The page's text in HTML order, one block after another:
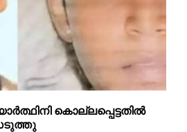
കൊല്ലപ്പെട്ടതില്‍‌